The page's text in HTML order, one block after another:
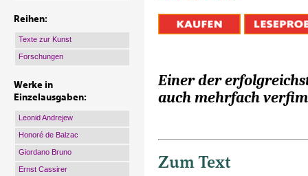
Reihen:
Texte zur Kunst
Forschungen
Werke in
Einzelausgaben:
Leonid Andrejew
Honoré de Balzac
Giordano Bruno
Ernst Cassirer
Einer der
auch mehrfach
Zum Text